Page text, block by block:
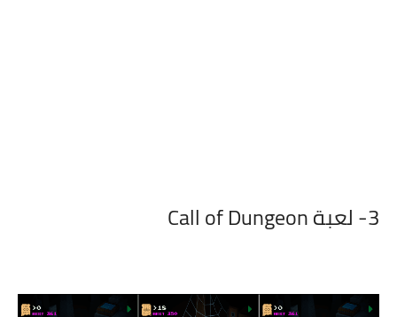
3- لعبة Call of Dungeon